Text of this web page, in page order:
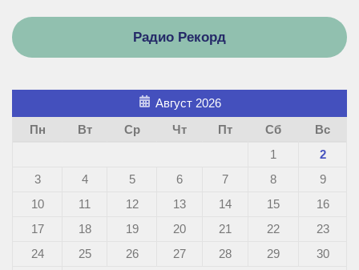
Радио Рекорд
Август 2026
Пн
Вт Ср Чт Пт Сб
Вс
1
2
3
4 5 6 7 8
9
10
11 12 13 14 15
16
17
18 19 20 21 22
23
24
25 26 27 28 29
30